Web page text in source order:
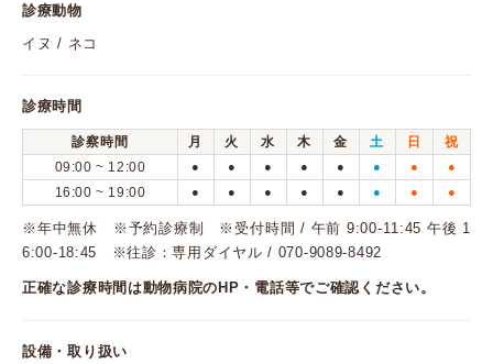
診療動物
イヌ / ネコ
診療時間
診察時間 月 火 水 木 金 土 日
祝
09:00 ~ 12:00
● ● ● ● ● ● ● ●
16:00 ~ 19:00 ● ● ● ● ● ● ● ●
※年中無休 ※予約診療制 ※受付時間 / 午前 9:00-11:45 午後 1
6:00-18:45 ※往診：専用ダイヤル / 070-9089-8492
正確な診療時間は動物病院のHP・電話等でご確認ください。
設備・取り扱い